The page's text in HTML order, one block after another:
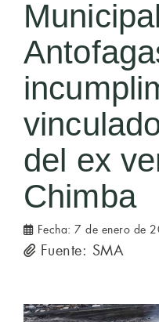
del ex
Chimba
Fecha:7 de enero de
Fuente: SMA